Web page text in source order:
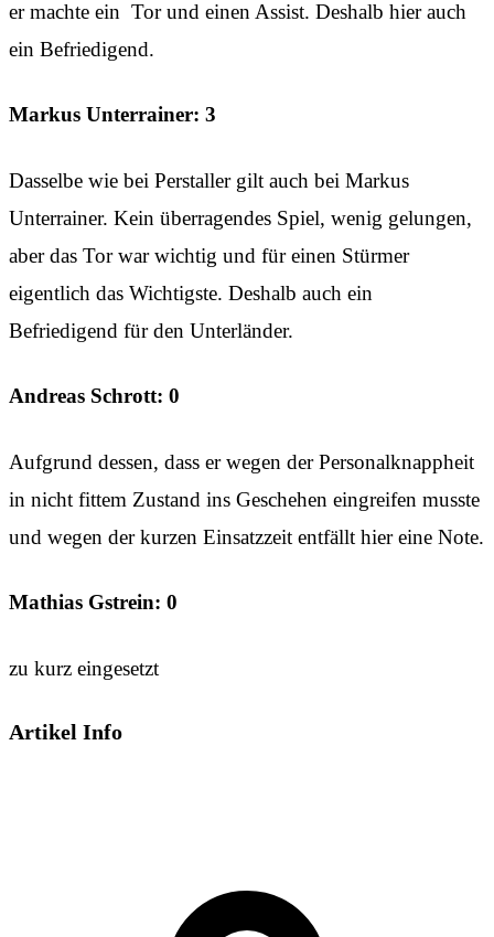
er machte ein Tor und einen Assist. Deshalb hier auch
ein Befriedigend.
Markus Unterrainer: 3
Dasselbe wie bei Perstaller gilt auch bei Markus
Unterrainer. Kein überragendes Spiel, wenig gelungen,
aber das Tor war wichtig und für einen Stürmer
eigentlich das Wichtigste. Deshalb auch ein
Befriedigend für den Unterländer.
Andreas Schrott: 0
Aufgrund dessen, dass er wegen der Personalknappheit
in nicht fittem Zustand ins Geschehen eingreifen musste
und wegen der kurzen Einsatzzeit entfällt hier eine Note.
Mathias Gstrein: 0
zu kurz eingesetzt
Artikel Info